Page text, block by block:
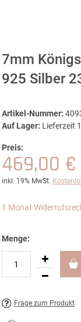
7mm
925 Silber
Artikel-Nummer:
Auf Lager: Lieferzeit
Preis:
469,00 €
inkl. 19% MwSt.
1 Monat
Menge:
Frage zum Produkt